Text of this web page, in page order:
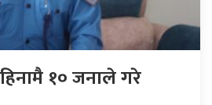
१० जनाले गरे